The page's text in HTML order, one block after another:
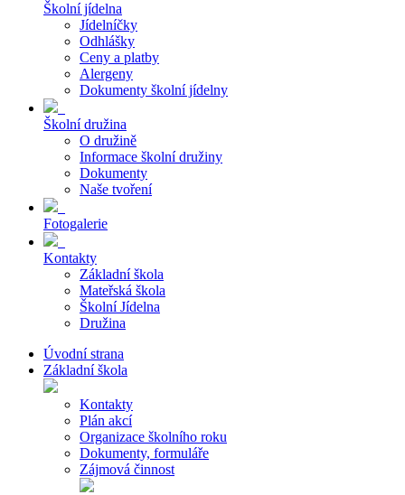
Školní jídelna
Jídelníčky
Odhlášky
Ceny a platby
Alergeny
Dokumenty školní jídelny
Školní družina
O družině
Informace školní družiny
Dokumenty
Naše tvoření
Fotogalerie
Kontakty
Základní škola
Mateřská škola
Školní Jídelna
Družina
Úvodní strana
Základní škola
Kontakty
Plán akcí
Organizace školního roku
Dokumenty, formuláře
Zájmová činnost